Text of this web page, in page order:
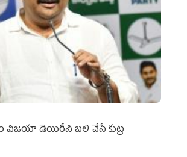
విజయా డెయిరీని బలి చేసే కుట్ర‌